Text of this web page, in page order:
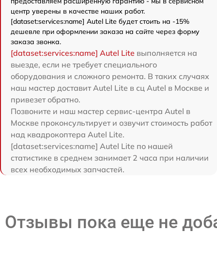
центр уверены в качестве наших работ.
[dataset:services:name] Autel Lite будет стоить на -15%
дешевле при оформлении заказа на сайте через форму
заказа звонка.
[dataset:services:name] Autel Lite выполняется на
выезде, если не требует специального
оборудования и сложного ремонта. В таких случаях
наш мастер доставит Autel Lite в сц Autel в Москве и
привезет обратно.
Позвоните и наш мастер сервис-центра Autel в
Москве проконсультирует и озвучит стоимость работ
над квадрокоптера Autel Lite.
[dataset:services:name] Autel Lite по нашей
статистике в среднем занимает 2 часа при наличии
всех необходимых запчастей.
Отзывы пока еще не